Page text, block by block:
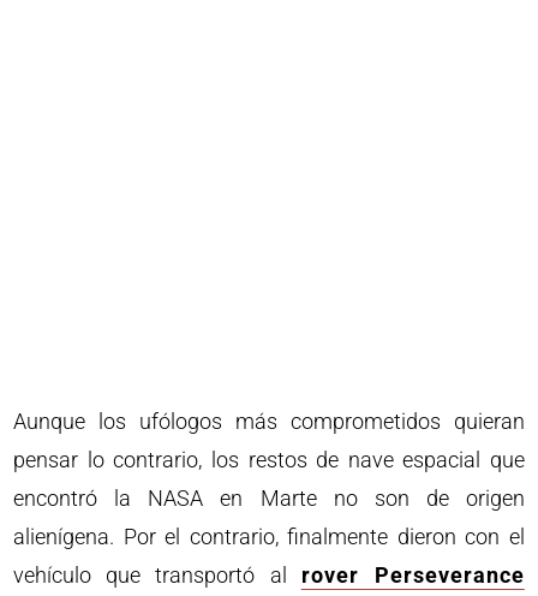
Aunque los ufólogos más comprometidos quieran
pensar lo contrario, los restos de nave espacial que
encontró la NASA en Marte no son de origen
alienígena. Por el contrario, finalmente dieron con el
vehículo que transportó al rover Perseverance